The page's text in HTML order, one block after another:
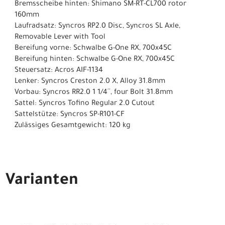
Bremsscheibe hinten: Shimano SM-RT-CL700 rotor
160mm
Laufradsatz: Syncros RP2.0 Disc, Syncros SL Axle,
Removable Lever with Tool
Bereifung vorne: Schwalbe G-One RX, 700x45C
Bereifung hinten: Schwalbe G-One RX, 700x45C
Steuersatz: Acros AIF-1134
Lenker: Syncros Creston 2.0 X, Alloy 31.8mm
Vorbau: Syncros RR2.0 1 1/4´´, four Bolt 31.8mm
Sattel: Syncros Tofino Regular 2.0 Cutout
Sattelstütze: Syncros SP-R101-CF
Zulässiges Gesamtgewicht: 120 kg
Varianten